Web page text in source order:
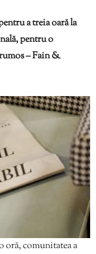
a treia oară la
pentru o
– Fain &
oră, comunitatea a